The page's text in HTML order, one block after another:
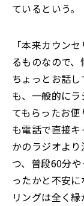
ているという。
「本来カウン
るものなので
ちょっとお話
も、一般的に
てもらったお
も電話で直接
かのラジオよ
つ、普段60分
ったかと不安
リングは全く